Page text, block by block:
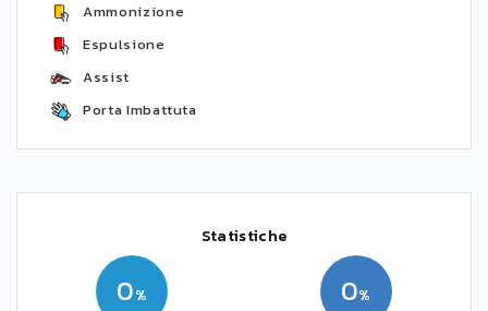
Ammonizione
Espulsione
Assist
Porta Imbattuta
Statistiche
0 0